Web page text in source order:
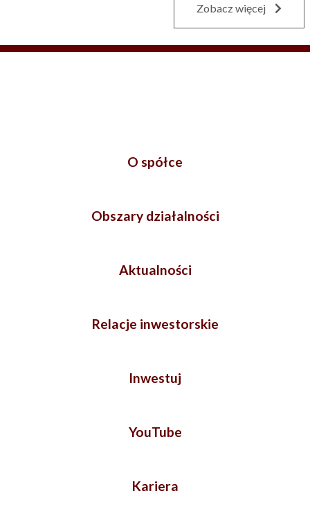
Zobacz więcej
O spółce
Obszary działalności
Aktualności
Relacje inwestorskie
Inwestuj
YouTube
Kariera